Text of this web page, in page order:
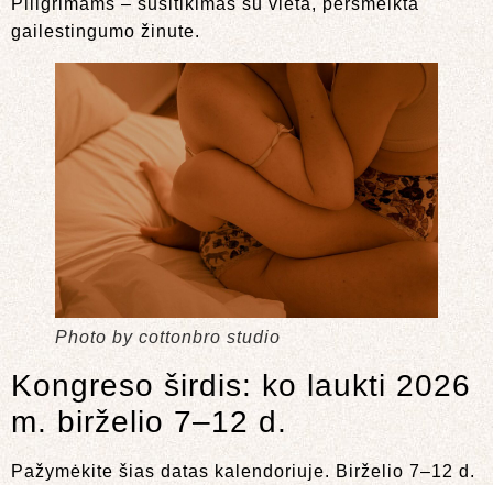
Piligrimams – susitikimas su vieta, persmelkta
gailestingumo žinute.
Photo by cottonbro studio
Kongreso širdis: ko laukti 2026
m. birželio 7–12 d.
Pažymėkite šias datas kalendoriuje. Birželio 7–12 d.